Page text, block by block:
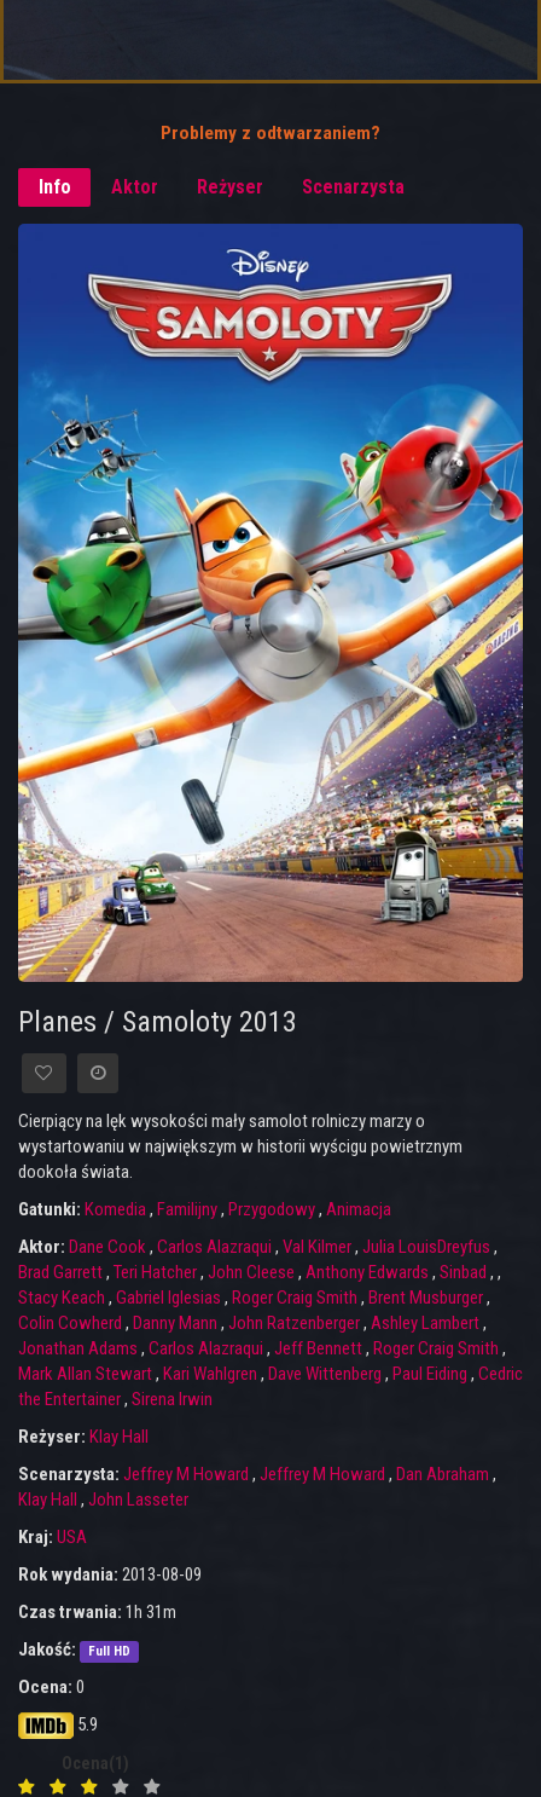
Problemy z odtwarzaniem?
Info Aktor Reżyser Scenarzysta
Planes / Samoloty 2013
Cierpiący na lęk wysokości mały samolot rolniczy marzy o
wystartowaniu w największym w historii wyścigu powietrznym
dookoła świata.
Gatunki: Komedia, Familijny, Przygodowy, Animacja
Aktor: Dane Cook, Carlos Alazraqui , Val Kilmer, Julia LouisDreyfus ,
Brad Garrett, Teri Hatcher, John Cleese , Anthony Edwards , Sinbad , ,
Stacy Keach , Gabriel Iglesias , Roger Craig Smith , Brent Musburger,
Colin Cowherd , Danny Mann , John Ratzenberger, Ashley Lambert,
Jonathan Adams , Carlos Alazraqui , Jeff Bennett, Roger Craig Smith ,
Mark Allan Stewart, Kari Wahlgren , Dave Wittenberg , Paul Eiding , Cedric
the Entertainer, Sirena Irwin
Reżyser: Klay Hall
Scenarzysta: Jeffrey M Howard , Jeffrey M Howard , Dan Abraham ,
Klay Hall , John Lasseter
Kraj: USA
Rok wydania: 2013-08-09
Czas trwania: 1h 31m
Jakość:
Full HD
Ocena: 0
5.9
Ocena(1)